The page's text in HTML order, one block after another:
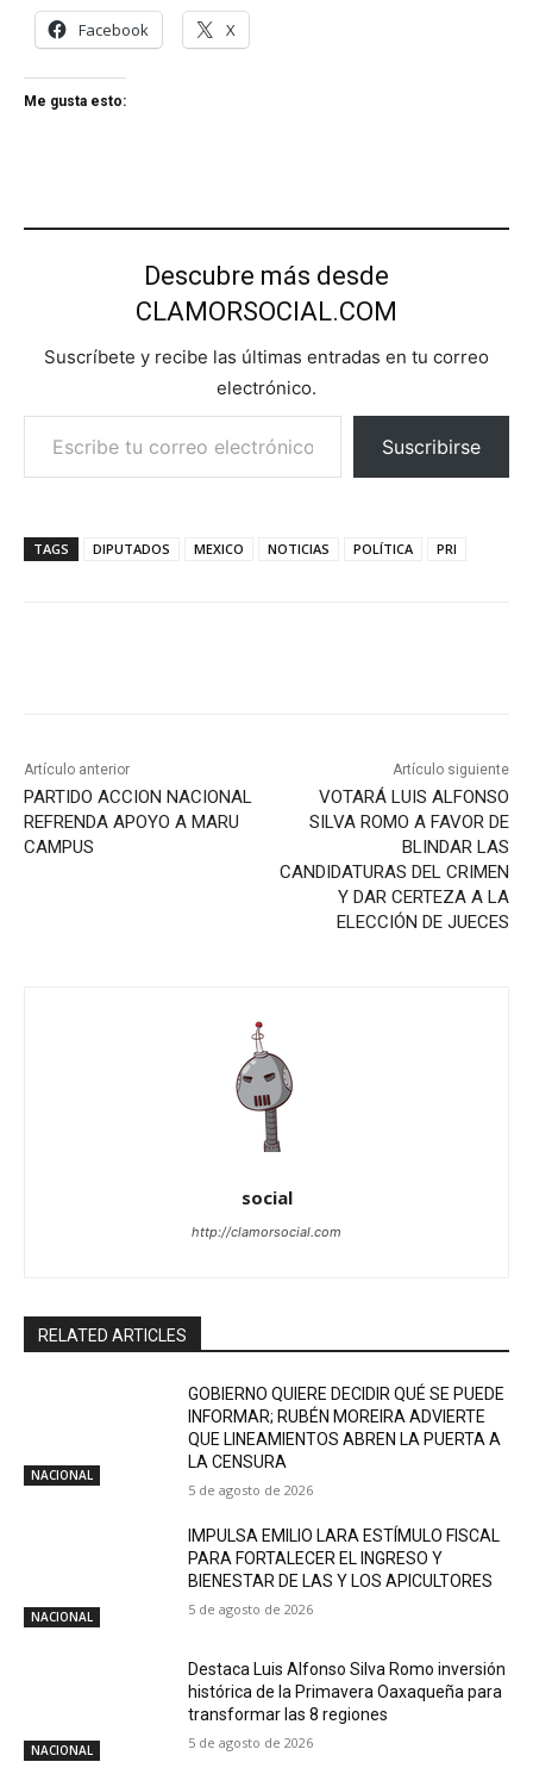
Facebook X
Me gusta esto:
Descubre más desde
CLAMORSOCIAL.COM
Suscríbete y recibe las últimas entradas en tu correo
electrónico.
Escribe tu correo electrónico…
Suscribirse
TAGS DIPUTADOS MEXICO NOTICIAS POLÍTICA PRI
Artículo anterior
PARTIDO ACCION NACIONAL
REFRENDA APOYO A MARU
CAMPUS
Artículo siguiente
VOTARÁ LUIS ALFONSO
SILVA ROMO A FAVOR DE
BLINDAR LAS
CANDIDATURAS DEL CRIMEN
Y DAR CERTEZA A LA
ELECCIÓN DE JUECES
social
http://clamorsocial.com
RELATED ARTICLES
NACIONAL
GOBIERNO QUIERE DECIDIR QUÉ SE PUEDE
INFORMAR; RUBÉN MOREIRA ADVIERTE
QUE LINEAMIENTOS ABREN LA PUERTA A
LA CENSURA
5 de agosto de 2026
NACIONAL
IMPULSA EMILIO LARA ESTÍMULO FISCAL
PARA FORTALECER EL INGRESO Y
BIENESTAR DE LAS Y LOS APICULTORES
5 de agosto de 2026
NACIONAL
Destaca Luis Alfonso Silva Romo inversión
histórica de la Primavera Oaxaqueña para
transformar las 8 regiones
5 de agosto de 2026